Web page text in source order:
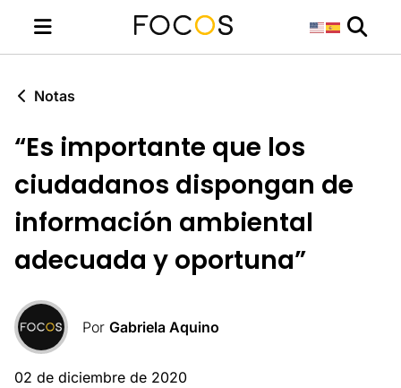
Notas
“Es importante que los
ciudadanos dispongan de
información ambiental
adecuada y oportuna”
Por Gabriela Aquino
02 de diciembre de 2020